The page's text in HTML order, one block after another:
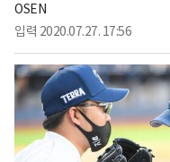
OSEN
입력 2020.07.27. 17:56